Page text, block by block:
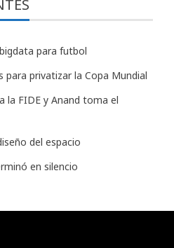
para futbol
privatizar la Copa Mundial
la FIDE y Anand toma el
del espacio
en silencio